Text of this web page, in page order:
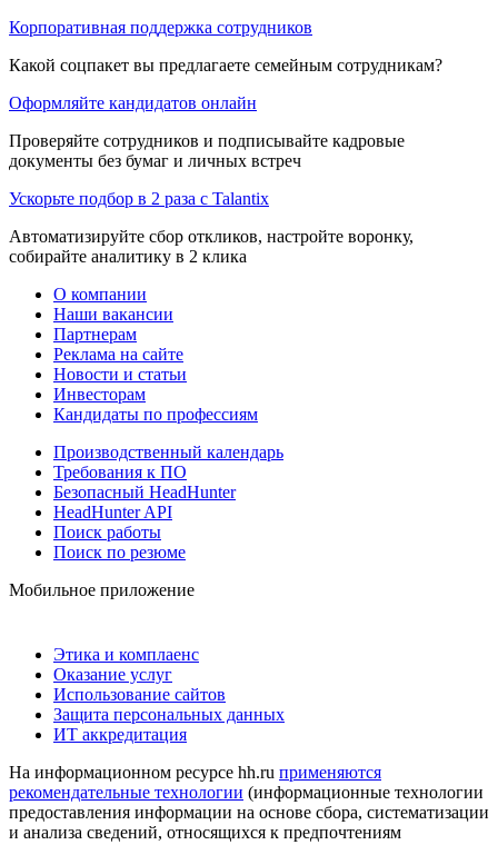
Корпоративная поддержка сотрудников
Какой соцпакет вы предлагаете семейным сотрудникам?
Оформляйте кандидатов онлайн
Проверяйте сотрудников и подписывайте кадровые
документы без бумаг и личных встреч
Ускорьте подбор в 2 раза с Talantix
Автоматизируйте сбор откликов, настройте воронку,
собирайте аналитику в 2 клика
О компании
Наши вакансии
Партнерам
Реклама на сайте
Новости и статьи
Инвесторам
Кандидаты по профессиям
Производственный календарь
Требования к ПО
Безопасный HeadHunter
HeadHunter API
Поиск работы
Поиск по резюме
Мобильное приложение
Этика и комплаенс
Оказание услуг
Использование сайтов
Защита персональных данных
ИТ аккредитация
На информационном ресурсе hh.ru применяются
рекомендательные технологии (информационные технологии
предоставления информации на основе сбора, систематизации
и анализа сведений, относящихся к предпочтениям